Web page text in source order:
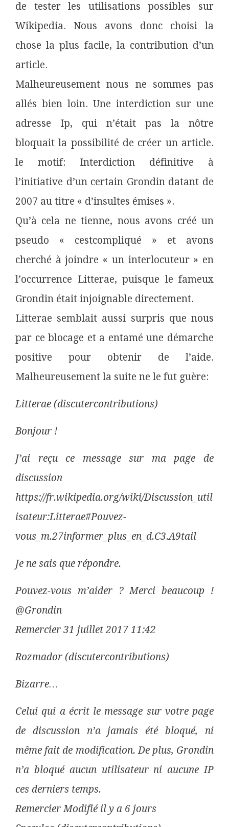
de tester les utilisations possibles sur
Wikipedia. Nous avons donc choisi la
chose la plus facile, la contribution d’un
article.
Malheureusement nous ne sommes pas
allés bien loin. Une interdiction sur une
adresse Ip, qui n’était pas la nôtre
bloquait la possibilité de créer un article.
le motif: Interdiction définitive à
l’initiative d’un certain Grondin datant de
2007 au titre « d’insultes émises ».
Qu’à cela ne tienne, nous avons créé un
pseudo « cestcompliqué » et avons
cherché à joindre « un interlocuteur » en
l’occurrence Litterae, puisque le fameux
Grondin était injoignable directement.
Litterae semblait aussi surpris que nous
par ce blocage et a entamé une démarche
positive pour obtenir de l’aide.
Malheureusement la suite ne le fut guère:
Litterae (discutercontributions)
Bonjour !
J’ai reçu ce message sur ma page de
discussion
https://fr.wikipedia.org/wiki/Discussion_util
isateur:Litterae#Pouvez-
vous_m.27informer_plus_en_d.C3.A9tail
Je ne sais que répondre.
Pouvez-vous m’aider ? Merci beaucoup !
@Grondin
Remercier 31 juillet 2017 11:42
Rozmador (discutercontributions)
Bizarre…
Celui qui a écrit le message sur votre page
de discussion n’a jamais été bloqué, ni
même fait de modification. De plus, Grondin
n’a bloqué aucun utilisateur ni aucune IP
ces derniers temps.
Remercier Modifié il y a 6 jours